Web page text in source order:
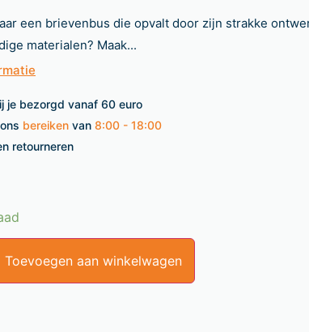
een brievenbus die opvalt door zijn strakke
materialen? Maak...
je bezorgd vanaf 60 euro
bereiken van 8:00 - 18:00
retourneren
Toevoegen aan winkelwagen